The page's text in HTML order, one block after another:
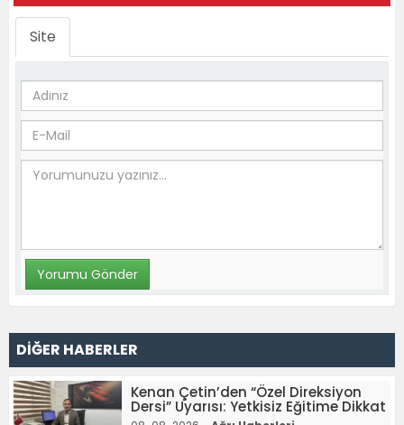
Site
DİĞER HABERLER
Kenan Çetin’den “Özel Direksiyon
Dersi” Uyarısı: Yetkisiz Eğitime Dikkat